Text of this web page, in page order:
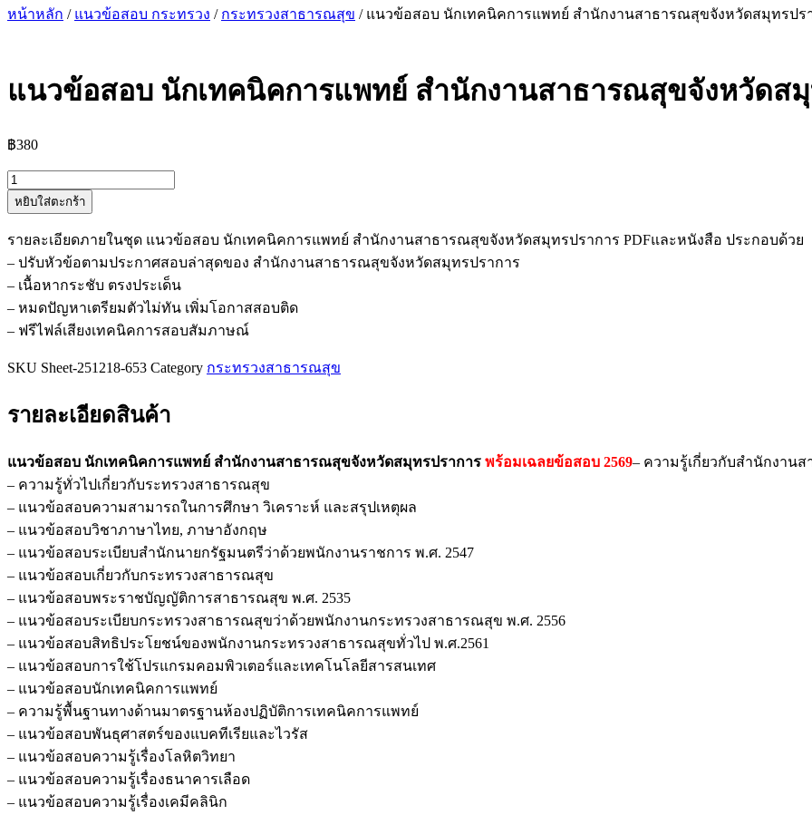
หน้าหลัก / แนวข้อสอบ กระทรวง / กระทรวงสาธารณสุข / แนวข้อสอบ นักเทคนิคการแพทย์ สำนักงานสาธารณสุขจังหวัดสมุทรปร
แนวข้อสอบ นักเทคนิคการแพทย์ สำนักงานสาธารณสุขจังหวัดสมุ
฿380
จำนวน
แนว
นัก
เทคนิค
การ
แพทย์
สำนักงาน
สาธารณสุข
สมุทรปราการ
หยิบใส่ตะกร้า
รายละเอียดภายในชุด แนวข้อสอบ นักเทคนิคการแพทย์ สำนักงานสาธารณสุขจังหวัดสมุทรปราการ PDFและหนังสือ ประกอบด้วย
– ปรับหัวข้อตามประกาศสอบล่าสุดของ สำนักงานสาธารณสุขจังหวัดสมุทรปราการ
– เนื้อหากระชับ ตรงประเด็น
– หมดปัญหาเตรียมตัวไม่ทัน เพิ่มโอกาสสอบติด
– ฟรีไฟล์เสียงเทคนิคการสอบสัมภาษณ์
SKU Sheet-251218-653 Category กระทรวงสาธารณสุข
รายละเอียดสินค้า
แนวข้อสอบ นักเทคนิคการแพทย์ สำนักงานสาธารณสุขจังหวัดสมุทรปราการ พร้อมเฉลยข้อสอบ 2569– ความรู้เกี่ยวกับสำนักงาน
– ความรู้ทั่วไปเกี่ยวกับระทรวงสาธารณสุข
– แนวข้อสอบความสามารถในการศึกษา วิเคราะห์ และสรุปเหตุผล
– แนวข้อสอบวิชาภาษาไทย, ภาษาอังกฤษ
– แนวข้อสอบระเบียบสำนักนายกรัฐมนตรีว่าด้วยพนักงานราชการ พ.ศ. 2547
– แนวข้อสอบเกี่ยวกับกระทรวงสาธารณสุข
– แนวข้อสอบพระราชบัญญัติการสาธารณสุข พ.ศ. 2535
– แนวข้อสอบระเบียบกระทรวงสาธารณสุขว่าด้วยพนักงานกระทรวงสาธารณสุข พ.ศ. 2556
– แนวข้อสอบสิทธิประโยชน์ของพนักงานกระทรวงสาธารณสุขทั่วไป พ.ศ.2561
– แนวข้อสอบการใช้โปรแกรมคอมพิวเตอร์และเทคโนโลยีสารสนเทศ
– แนวข้อสอบนักเทคนิคการแพทย์
– ความรู้พื้นฐานทางด้านมาตรฐานห้องปฏิบัติการเทคนิคการแพทย์
– แนวข้อสอบพันธุศาสตร์ของแบคทีเรียและไวรัส
– แนวข้อสอบความรู้เรื่องโลหิตวิทยา
– แนวข้อสอบความรู้เรื่องธนาคารเลือด
– แนวข้อสอบความรู้เรื่องเคมีคลินิก